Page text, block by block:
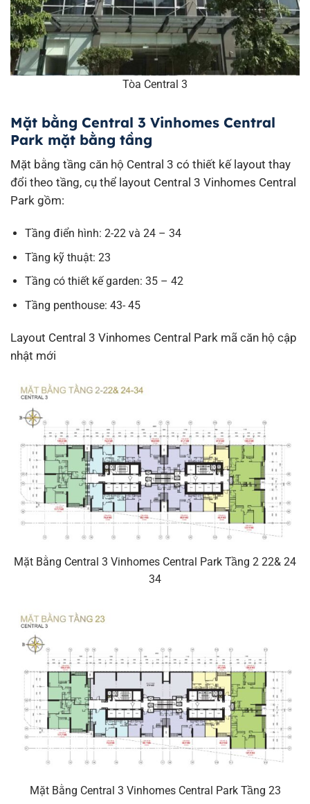
Tòa Central 3
Mặt bằng Central 3 Vinhomes Central
Park mặt bằng tầng
Mặt bằng tầng căn hộ Central 3 có thiết kế layout thay
đổi theo tầng, cụ thể layout Central 3 Vinhomes Central
Park gồm:
Tầng điển hình: 2-22 và 24 – 34
Tầng kỹ thuật: 23
Tầng có thiết kế garden: 35 – 42
Tầng penthouse: 43- 45
Layout Central 3 Vinhomes Central Park mã căn hộ cập
nhật mới
Mặt Bằng Central 3 Vinhomes Central Park Tầng 2 22& 24
34
Mặt Bằng Central 3 Vinhomes Central Park Tầng 23